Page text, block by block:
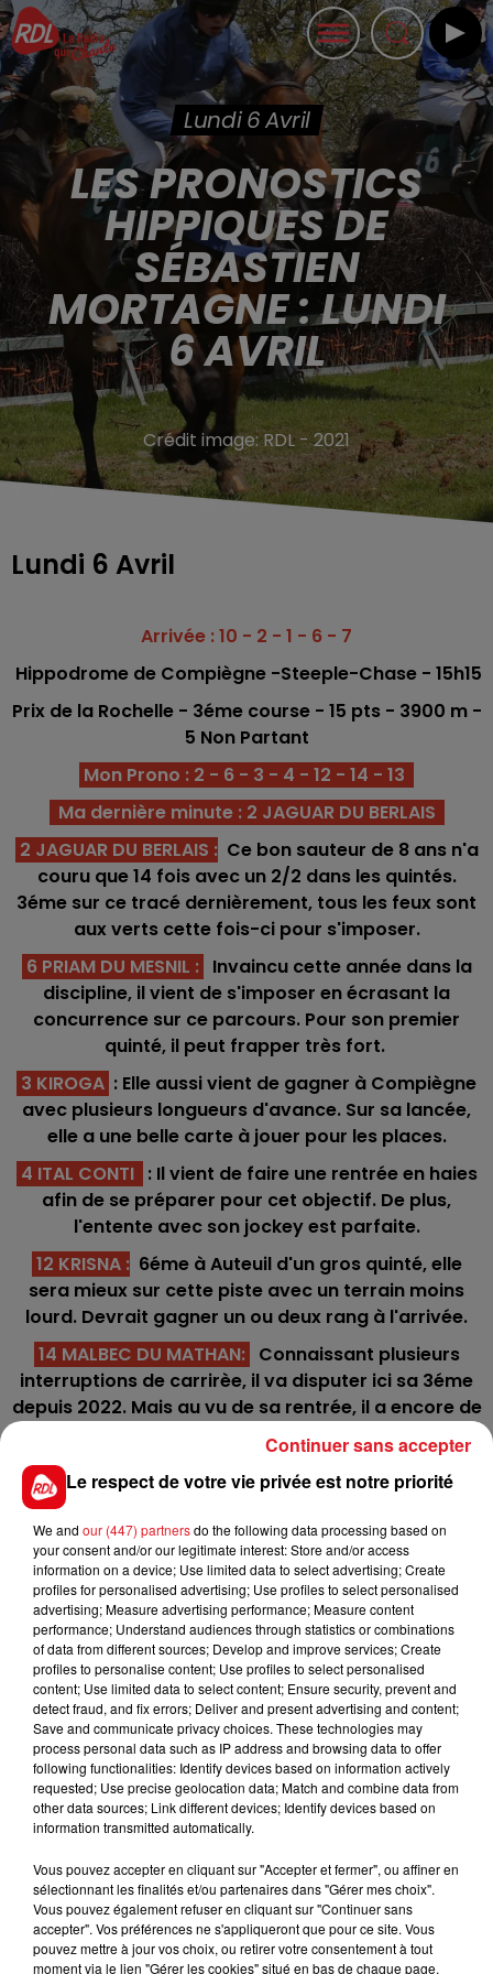
Lundi 6 Avril
LES PRONOSTICS
HIPPIQUES DE
SÉBASTIEN
MORTAGNE : LUNDI
6 AVRIL
Crédit image:RDL - 2021
Lundi 6 Avril
Arrivée : 10 - 2 - 1 - 6 - 7
Hippodrome de Compiègne -Steeple-Chase - 15h15
Prix de la Rochelle - 3éme course - 15 pts - 3900 m -
5 Non Partant
Mon Prono : 2 - 6 - 3 - 4 - 12 - 14 - 13
Ma dernière minute : 2 JAGUAR DU BERLAIS
2 JAGUAR DU BERLAIS :Ce bon sauteur de 8 ans n'a
couru que 14 fois avec un 2/2 dans les quintés.
3éme sur ce tracé dernièrement, tous les feux sont
aux verts cette fois-ci pour s'imposer.
6 PRIAM DU MESNIL : Invaincu cette année dans la
discipline, il vient de s'imposer en écrasant la
concurrence sur ce parcours. Pour son premier
quinté, il peut frapper très fort.
3 KIROGA : Elle aussi vient de gagner à Compiègne
avec plusieurs longueurs d'avance. Sur sa lancée,
elle a une belle carte à jouer pour les places.
4 ITAL CONTI : Il vient de faire une rentrée en haies
afin de se préparer pour cet objectif. De plus,
l'entente avec son jockey est parfaite.
12 KRISNA :6éme à Auteuil d'un gros quinté, elle
sera mieux sur cette piste avec un terrain moins
lourd. Devrait gagner un ou deux rang à l'arrivée.
14 MALBEC DU MATHAN: Connaissant plusieurs
interruptions de carrirèe, il va disputer ici sa 3éme
depuis 2022. Mais au vu de sa rentrée, il a encore de
bon reste.
13 FAN D'APPELS :
Compiègne n'a plus de secret
pour lui, là où il a performé de nombreuses fois. Agé
de 11 ans, il visera un accessit.
***********
En direct des pistes:
FILS D'ACTUS
15 juillet 2026
BÉTHUNE: ENQUÊTE POUR HOMICIDE
Le respect de votre vie privée est notre priorité
We and our (447) partnersdo the following data processing based on
your consent and/or our legitimate interest: Store and/or access
information on a device; Use limited data to select advertising; Create
profiles for personalised advertising; Use profiles to select personalised
advertising; Measure advertising performance; Measure content
performance; Understand audiences through statistics or combinations
of data from different sources; Develop and improve services; Create
profiles to personalise content; Use profiles to select personalised
content; Use limited data to select content; Ensure security, prevent and
detect fraud, and fix errors; Deliver and present advertising and content;
Save and communicate privacy choices. These technologies may
process personal data such as IP address and browsing data to offer
following functionalities: Identify devices based on information actively
requested; Use precise geolocation data; Match and combine data from
other data sources; Link different devices; Identify devices based on
information transmitted automatically.
Vous pouvez accepter en cliquant sur "Accepter et fermer", ou affiner en
sélectionnant les finalités et/ou partenaires dans "Gérer mes choix".
Vous pouvez également refuser en cliquant sur "Continuer sans
accepter". Vos préférences ne s'appliqueront que pour ce site. Vous
pouvez mettre à jour vos choix, ou retirer votre consentement à tout
moment via le lien "Gérer les cookies" situé en bas de chaque page.
Continuer sans accepter